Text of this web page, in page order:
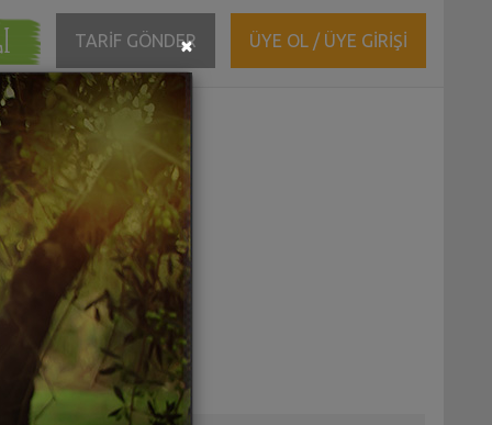
TARİF GÖNDER ÜYE OL / ÜYE GİRİŞİ
×Close